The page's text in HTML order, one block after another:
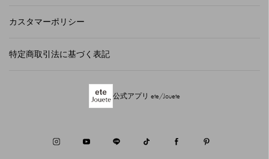
カスタマーポリシー
特定商取引法に基づく表記
公式アプリ ete/Jouete